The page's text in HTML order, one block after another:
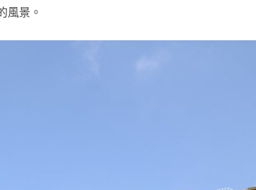
風景。